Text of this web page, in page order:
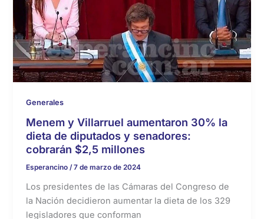
Generales
Menem y Villarruel aumentaron 30% la
dieta de diputados y senadores:
cobrarán $2,5 millones
Esperancino/7 de marzo de 2024
Los presidentes de las Cámaras del Congreso de
la Nación decidieron aumentar la dieta de los 329
legisladores que conforman